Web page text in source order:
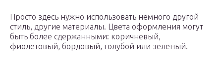
Просто здесь нужно использовать немного другой
стиль, другие материалы. Цвета оформления могут
быть более сдержанными: коричневый,
фиолетовый, бордовый, голубой или зеленый.